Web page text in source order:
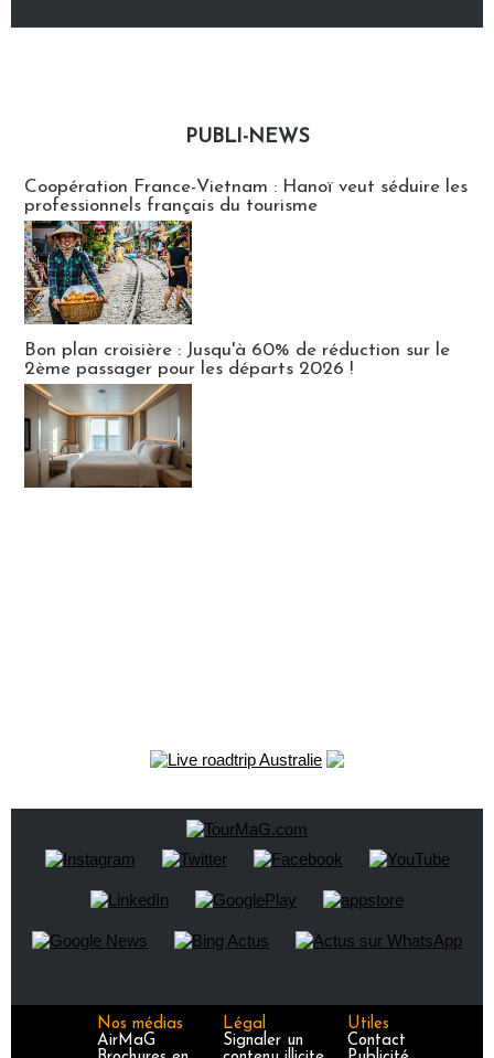
PUBLI-NEWS
Coopération France-Vietnam : Hanoï veut séduire les
professionnels français du tourisme
Bon plan croisière : Jusqu'à 60% de réduction sur le
2ème passager pour les départs 2026 !
Nos médias
AirMaG
Légal
Signaler un
Utiles
Contact